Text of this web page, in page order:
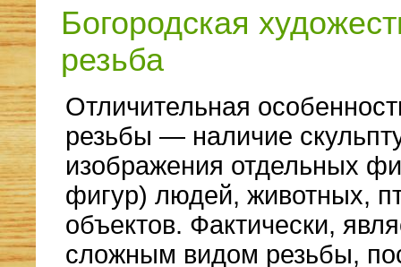
Богородская
резьба
Отличительная
резьбы — наличие
изображения отдельных
фигур) людей, животных,
объектов. Фактически,
сложным видом резьбы,